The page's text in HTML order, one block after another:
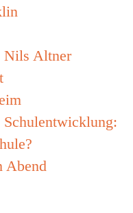
Nils Altner
Abend